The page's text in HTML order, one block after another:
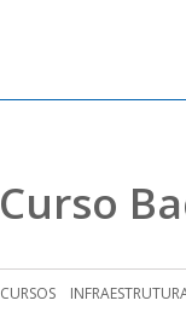
Curso
CURSOS